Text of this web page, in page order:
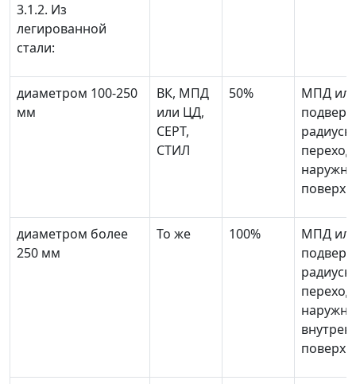
3.1.2. Из
легированной
стали:
диаметром 100-250
мм
ВК, МПД
или ЦД,
СЕРТ,
СТИЛ
50%
МПД
диаметром более
250 мм
То же 100%
МПД